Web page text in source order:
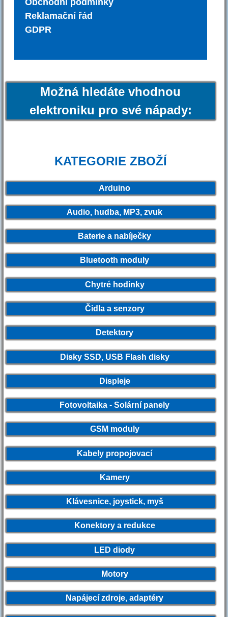
Reklamační řád
GDPR
Možná hledáte vhodnou
elektroniku pro své nápady:
KATEGORIE ZBOŽÍ
Arduino
Audio, hudba, MP3, zvuk
Baterie a nabíječky
Bluetooth moduly
Chytré hodinky
Čidla a senzory
Detektory
Disky SSD, USB Flash disky
Displeje
Fotovoltaika - Solární panely
GSM moduly
Kabely propojovací
Kamery
Klávesnice, joystick, myš
Konektory a redukce
LED diody
Motory
Napájecí zdroje, adaptéry